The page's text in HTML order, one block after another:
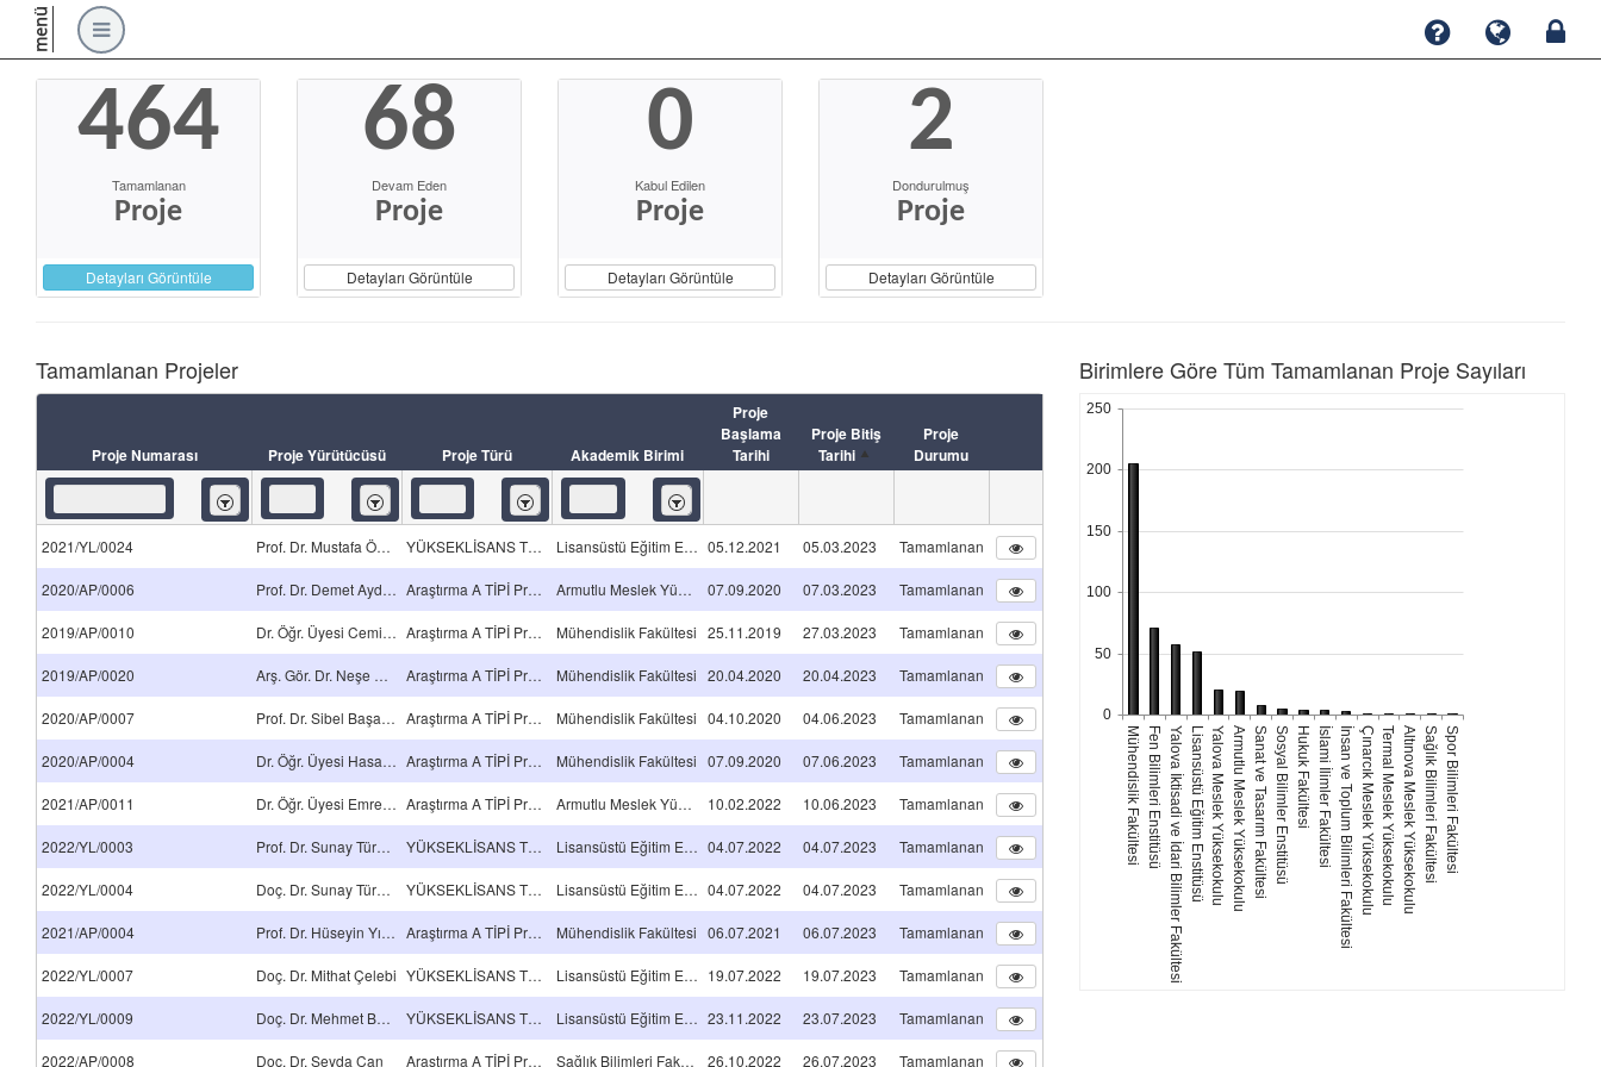
menü
464
Tamamlanan
Proje
Detayları Görüntüle
68
Devam Eden
Proje
Detayları Görüntüle
0
Kabul Edilen
Proje
Detayları Görüntüle
2
Dondurulmuş
Proje
Detayları Görüntüle
Tamamlanan Projeler
Proje Numarası Proje Yürütücüsü Proje Türü Akademik Birimi
Proje
Başlama
Tarihi
Proje Bitiş
Tarihi
Proje
Durumu
İçeren İçeren İçeren İçeren
2021/YL/0024 Prof. Dr. Mustafa Öksüz YÜKSEKLİSANS TEZ PROJESİ Lisansüstü Eğitim Enstitüsü 05.12.2021 05.03.2023 Tamamlanan
2020/AP/0006 Prof. Dr. Demet Aydınoğlu Araştırma A TİPİ Projeleri Armutlu Meslek Yüksekokulu 07.09.2020 07.03.2023 Tamamlanan
2019/AP/0010 Dr. Öğr. Üyesi Cemile Nur Araştırma A TİPİ Projeleri Mühendislik Fakültesi 25.11.2019 27.03.2023 Tamamlanan
2019/AP/0020 Arş. Gör. Dr. Neşe Çakır Yiğit Araştırma A TİPİ Projeleri Mühendislik Fakültesi 20.04.2020 20.04.2023 Tamamlanan
2020/AP/0007 Prof. Dr. Sibel Başakçılardan Kabakcı Araştırma A TİPİ Projeleri Mühendislik Fakültesi 04.10.2020 04.06.2023 Tamamlanan
2020/AP/0004 Dr. Öğr. Üyesi Hasan Sesli Araştırma A TİPİ Projeleri Mühendislik Fakültesi 07.09.2020 07.06.2023 Tamamlanan
2021/AP/0011 Dr. Öğr. Üyesi Emre Kabil Araştırma A TİPİ Projeleri Armutlu Meslek Yüksekokulu 10.02.2022 10.06.2023 Tamamlanan
2022/YL/0003 Prof. Dr. Sunay Türkdoğan YÜKSEKLİSANS TEZ PROJESİ Lisansüstü Eğitim Enstitüsü 04.07.2022 04.07.2023 Tamamlanan
2022/YL/0004 Doç. Dr. Sunay Türkdoğan YÜKSEKLİSANS TEZ PROJESİ Lisansüstü Eğitim Enstitüsü 04.07.2022 04.07.2023 Tamamlanan
2021/AP/0004 Prof. Dr. Hüseyin Yıldırım Araştırma A TİPİ Projeleri Mühendislik Fakültesi 06.07.2021 06.07.2023 Tamamlanan
2022/YL/0007 Doç. Dr. Mithat Çelebi YÜKSEKLİSANS TEZ PROJESİ Lisansüstü Eğitim Enstitüsü 19.07.2022 19.07.2023 Tamamlanan
2022/YL/0009 Doç. Dr. Mehmet Buğdaycı YÜKSEKLİSANS TEZ PROJESİ Lisansüstü Eğitim Enstitüsü 23.11.2022 23.07.2023 Tamamlanan
2022/AP/0008 Doç. Dr. Şeyda Can Araştırma A TİPİ Projeleri Sağlık Bilimleri Fakültesi 26.10.2022 26.07.2023 Tamamlanan
Birimlere Göre Tüm Tamamlanan Proje Sayıları
Mühendislik FakültesiFen Bilimleri EnstitüsüYalova İktisadi ve İdari Bilimler FakültesiLisansüstü Eğitim EnstitüsüYalova Meslek YüksekokuluArmutlu Meslek YüksekokuluSanat ve Tasarım FakültesiSosyal Bilimler EnstitüsüHukuk Fakültesiİslami İlimler Fakültesiİnsan ve Toplum Bilimleri FakültesiÇınarcık Meslek YüksekokuluTermal Meslek YüksekokuluAltınova Meslek YüksekokuluSağlık Bilimleri FakültesiSpor Bilimleri Fakültesi
0
50
100
150
200
250